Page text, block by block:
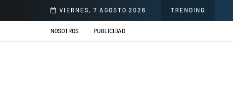
VIERNES, 7 AGOSTO 2026 TRENDING
Delgado para mejorar la atención en salud
NOSOTROS PUBLICIDAD